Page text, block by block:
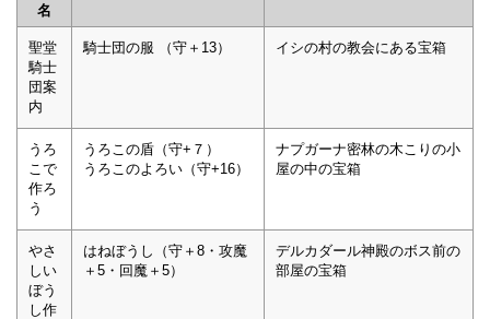
名
聖堂
騎士
団案
内
騎士団の服 （守＋13） イシの村の教会にある宝箱
うろ
こで
作ろ
う
うろこの盾（守+７）
うろこのよろい（守+16）
ナプガーナ密林の木こりの小
屋の中の宝箱
やさ
しい
ぼう
し作
はねぼうし（守＋8・攻魔
＋5・回魔＋5）
デルカダール神殿のボス前の
部屋の宝箱